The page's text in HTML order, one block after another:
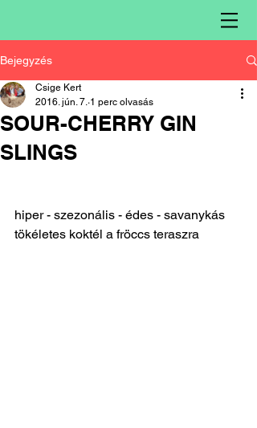
Bejegyzés
SOUR-CHERRY GIN
SLINGS
Csige Kert
2016. jún. 7. 1 perc olvasás
hiper - szezonális - édes - savanykás
tökéletes koktél a fröccs teraszra